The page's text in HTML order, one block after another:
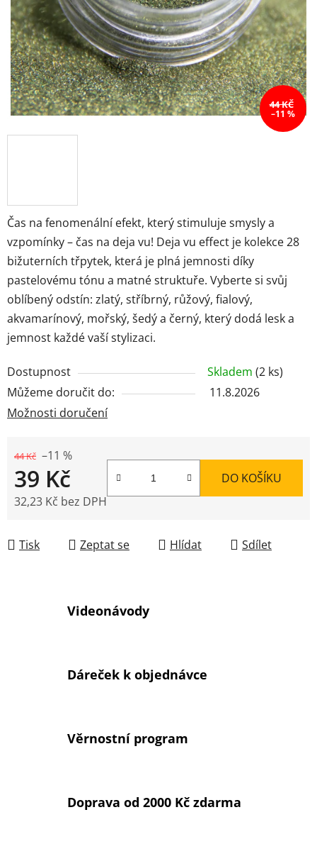
Čas na fenomenální efekt, který stimuluje smysly a
vzpomínky – čas na deja vu! Deja vu effect je kolekce 28
bižuterních třpytek, která je plná jemnosti díky
pastelovému tónu a matné struktuře. Vyberte si svůj
oblíbený odstín: zlatý, stříbrný, růžový, fialový,
akvamarínový, mořský, šedý a černý, který dodá lesk a
jemnost každé vaší stylizaci.
Dostupnost Skladem (2 ks)
Můžeme doručit do:
11.8.2026
Možnosti doručení
44 Kč –11 %
39 Kč
32,23 Kč bez DPH
DO KOŠÍKU
Tisk Zeptat se Hlídat Sdílet
44 KČ
–11 %
Videonávody
Dáreček k objednávce
Věrnostní program
Doprava od 2000 Kč zdarma